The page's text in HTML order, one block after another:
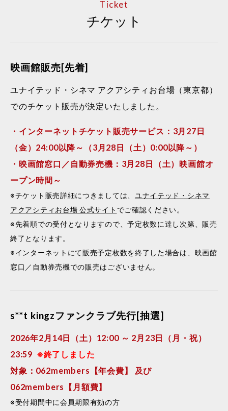
Ticket
チケット
映画館販売[先着]
ユナイテッド・シネマ アクアシティお台場（東京都）
でのチケット販売が決定いたしました。
・インターネットチケット販売サービス：3月27日
（金）24:00以降～（3月28日（土）0:00以降～）
・映画館窓口／自動券売機：3月28日（土）映画館オ
ープン時間～
※チケット販売詳細につきましては、 ユナイテッド・シネマ
アクアシティお台場 公式サイト でご確認ください。
※先着順での受付となりますので、予定枚数に達し次第、販売
終了となります。
※インターネットにて販売予定枚数を終了した場合は、映画館
窓口／自動券売機での販売はございません。
s**t kingzファンクラブ先行[抽選]
2026年2月14日（土）12:00 ～ 2月23日（月・祝）
23:59 ※終了しました
対象：062members【年会費】 及び
062members【月額費】
※受付期間中に会員期限有効の方